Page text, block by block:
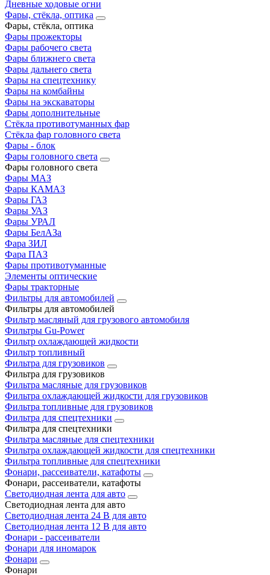
Дневные ходовые огни
Фары, стёкла, оптика
Фары, стёкла, оптика
Фары прожекторы
Фары рабочего света
Фары ближнего света
Фары дальнего света
Фары на спецтехнику
Фары на комбайны
Фары на экскаваторы
Фары дополнительные
Стёкла противотуманных фар
Стёкла фар головного света
Фары - блок
Фары головного света
Фары головного света
Фары МАЗ
Фары КАМАЗ
Фары ГАЗ
Фары УАЗ
Фары УРАЛ
Фары БелАЗа
Фара ЗИЛ
Фара ПАЗ
Фары противотуманные
Элементы оптические
Фары тракторные
Фильтры для автомобилей
Фильтры для автомобилей
Фильтр масляный для грузового автомобиля
Фильтры Gu-Power
Фильтр охлаждающей жидкости
Фильтр топливный
Фильтра для грузовиков
Фильтра для грузовиков
Фильтра масляные для грузовиков
Фильтра охлаждающей жидкости для грузовиков
Фильтра топливные для грузовиков
Фильтра для спецтехники
Фильтра для спецтехники
Фильтра масляные для спецтехники
Фильтра охлаждающей жидкости для спецтехники
Фильтра топливные для спецтехники
Фонари, рассеиватели, катафоты
Фонари, рассеиватели, катафоты
Светодиодная лента для авто
Светодиодная лента для авто
Светодиодная лента 24 В для авто
Светодиодная лента 12 В для авто
Фонари - рассеиватели
Фонари для иномарок
Фонари
Фонари